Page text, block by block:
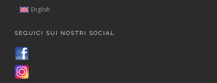
English
SEGUICI SUI NOSTRI SOCIAL